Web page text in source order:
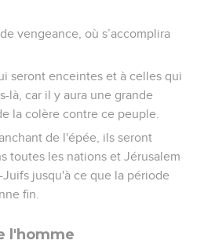
vengeance, où s’accomplira
seront enceintes et à celles qui
là, car il y aura une grande
la colère contre ce peuple.
de l'épée, ils seront
toutes les nations et Jérusalem
jusqu'à ce que la période
fin.
l'homme